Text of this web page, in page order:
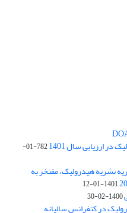
ارزیابی سال 1401
782-01-
نشریه هیدرولیک، مفتخر به
1401-01-12
1400-02-30
در کنفرانس سالیانه